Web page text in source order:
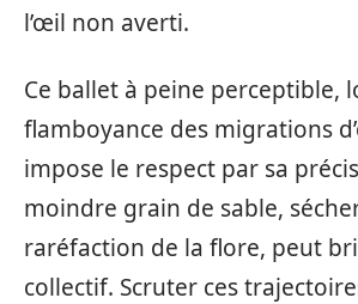
l’œil non averti.
Ce ballet à peine perceptible,
flamboyance des migrations
impose le respect par sa
moindre grain de sable,
raréfaction de la flore, peut
collectif. Scruter ces